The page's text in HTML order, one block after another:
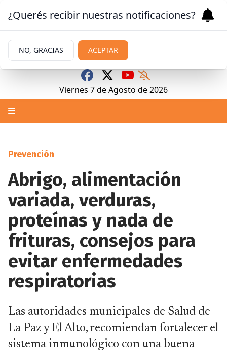
Viernes 7deAgosto de 2026
Prevención
Abrigo, alimentación
variada, verduras,
proteínas y nada de
frituras, consejos para
evitar enfermedades
respiratorias
Las autoridades municipales de Salud de
La Paz y El Alto, recomiendan fortalecer el
sistema inmunológico con una buena
¿Querés recibir nuestras notificaciones?
NO, GRACIAS ACEPTAR